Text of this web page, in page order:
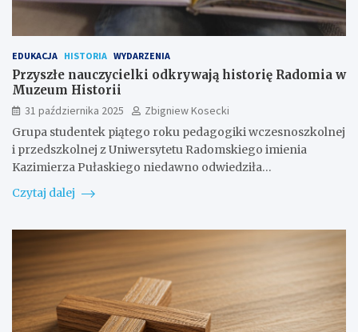
EDUKACJA HISTORIA WYDARZENIA
Przyszłe nauczycielki odkrywają historię Radomia w
Muzeum Historii
31 października 2025
Zbigniew Kosecki
Grupa studentek piątego roku pedagogiki wczesnoszkolnej
i przedszkolnej z Uniwersytetu Radomskiego imienia
Kazimierza Pułaskiego niedawno odwiedziła…
Czytaj dalej